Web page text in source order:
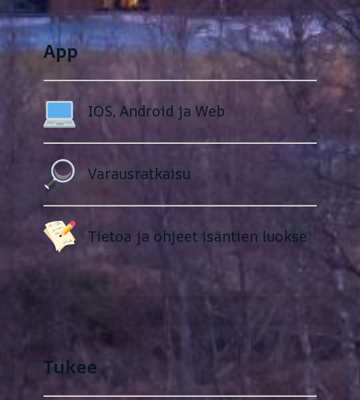
App
IOS, Android ja Web
Varausratkaisu
Tietoa ja ohjeet isäntien luokse
Tukee